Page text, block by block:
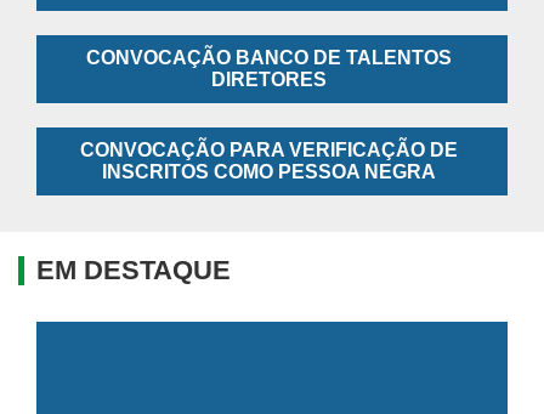
CONVOCAÇÃO BANCO DE TALENTOS
DIRETORES
CONVOCAÇÃO PARA VERIFICAÇÃO DE
INSCRITOS COMO PESSOA NEGRA
EM DESTAQUE